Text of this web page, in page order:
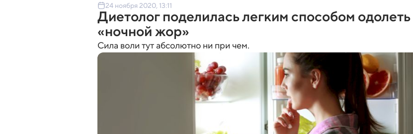
24 ноября 2020, 13:11
Диетолог поделилась легким способом одолеть
«ночной жор»
Сила воли тут абсолютно ни при чем.